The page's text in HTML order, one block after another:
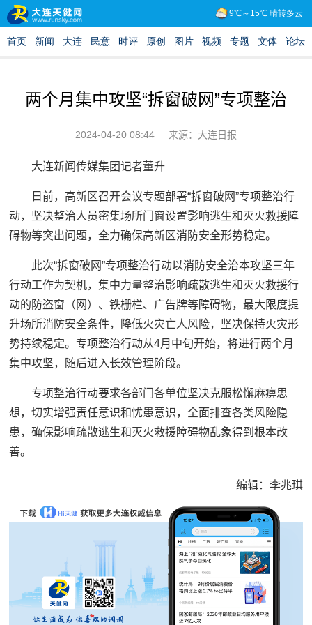
两个月集中攻坚“拆窗破网”专项整治
2024-04-20 08:44 来源：大连日报
大连新闻传媒集团记者董升
日前，高新区召开会议专题部署“拆窗破网”专项整治行
动，坚决整治人员密集场所门窗设置影响逃生和灭火救援障
碍物等突出问题，全力确保高新区消防安全形势稳定。
此次“拆窗破网”专项整治行动以消防安全治本攻坚三年
行动工作为契机，集中力量整治影响疏散逃生和灭火救援行
动的防盗窗（网）、铁栅栏、广告牌等障碍物，最大限度提
升场所消防安全条件，降低火灾亡人风险，坚决保持火灾形
势持续稳定。专项整治行动从4月中旬开始，将进行两个月
集中攻坚，随后进入长效管理阶段。
专项整治行动要求各部门各单位坚决克服松懈麻痹思
想，切实增强责任意识和忧患意识，全面排查各类风险隐
患，确保影响疏散逃生和灭火救援障碍物乱象得到根本改
善。
编辑：李兆琪